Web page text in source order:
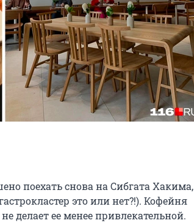
поехать снова на Сибгата Хакима,
это или нет?!). Кофейня
делает ее менее привлекательной.